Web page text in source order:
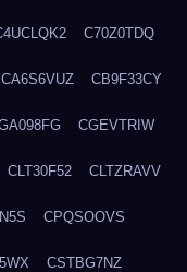
C70Z0TDQ
CA6S6VUZ CB9F33CY
CGEVTRIW
CLT30F52 CLTZRAVV
CPQSOOVS
CSTBG7NZ